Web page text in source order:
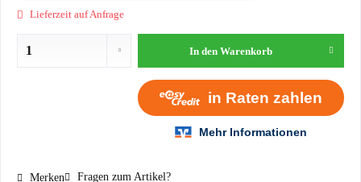
Lieferzeit auf Anfrage
In den Warenkorb
Merken Fragen zum Artikel?